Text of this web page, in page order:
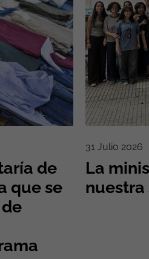
de
que se
31 Julio 2026
La
nuestra